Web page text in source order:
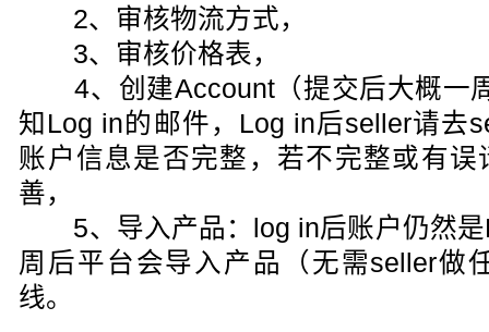
2、审核物流方式，
3、审核价格表，
4、创建Account（提交后大概一
知Log in的邮件，Log in后seller请去
账户信息是否完整，若不完整或有
善，
5、导入产品：log in后账户仍然是
周后平台会导入产品（无需seller做
线。